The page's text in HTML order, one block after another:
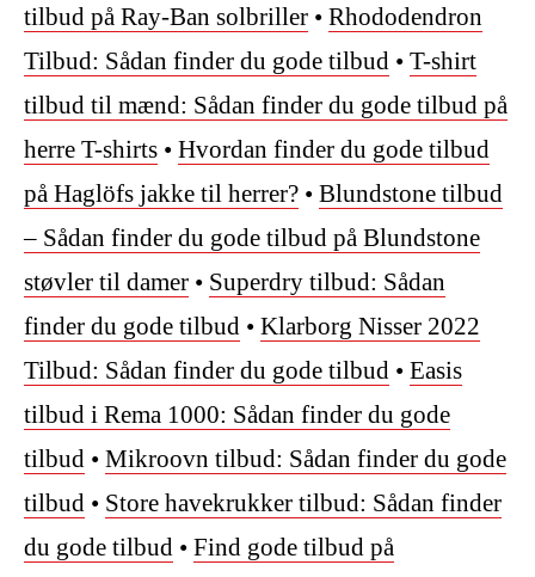
tilbud på Ray-Ban solbriller • Rhododendron
Tilbud: Sådan finder du gode tilbud • T-shirt
tilbud til mænd: Sådan finder du gode tilbud på
herre T-shirts • Hvordan finder du gode tilbud
på Haglöfs jakke til herrer? • Blundstone tilbud
– Sådan finder du gode tilbud på Blundstone
støvler til damer • Superdry tilbud: Sådan
finder du gode tilbud • Klarborg Nisser 2022
Tilbud: Sådan finder du gode tilbud • Easis
tilbud i Rema 1000: Sådan finder du gode
tilbud • Mikroovn tilbud: Sådan finder du gode
tilbud • Store havekrukker tilbud: Sådan finder
du gode tilbud • Find gode tilbud på